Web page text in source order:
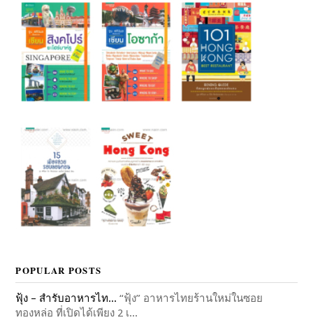
POPULAR POSTS
ฟุ้ง – สำรับอาหารไท... “ฟุ้ง” อาหารไทยร้านใหม่ในซอย
ทองหล่อ ที่เปิดได้เพียง 2 เ...